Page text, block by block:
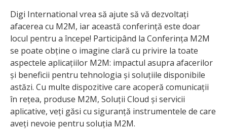
Digi International vrea să ajute să vă dezvoltați
afacerea cu M2M, iar această conferință este doar
locul pentru a începe! Participând la Conferința M2M
se poate obține o imagine clară cu privire la toate
aspectele aplicațiilor M2M: impactul asupra afacerilor
și beneficii pentru tehnologia și soluțiile disponibile
astăzi. Cu multe dispozitive care acoperă comunicații
în rețea, produse M2M, Soluții Cloud și servicii
aplicative, veți găsi cu siguranță instrumentele de care
aveți nevoie pentru soluția M2M.